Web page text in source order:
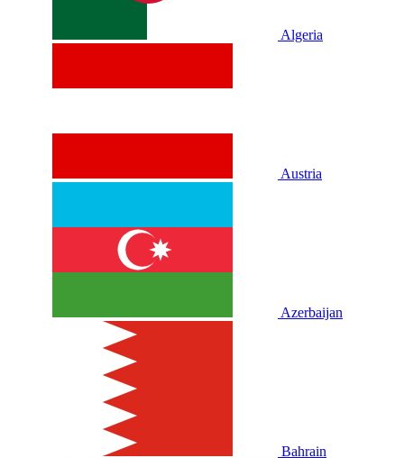
Algeria
Austria
Azerbaijan
Bahrain